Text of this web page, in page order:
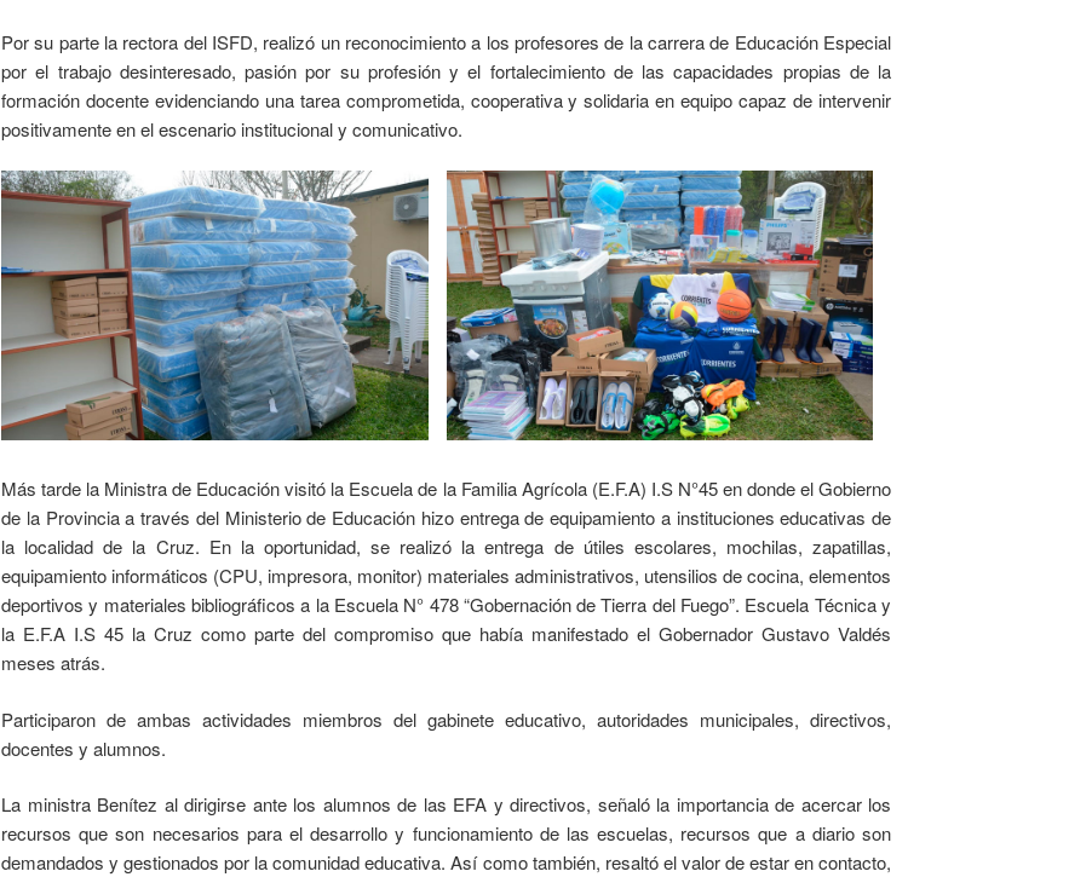
Por su parte la rectora del ISFD, realizó un reconocimiento a los profesores de la carrera de Educación Especial
por el trabajo desinteresado, pasión por su profesión y el fortalecimiento de las capacidades propias de la
formación docente evidenciando una tarea comprometida, cooperativa y solidaria en equipo capaz de intervenir
positivamente en el escenario institucional y comunicativo.
Más tarde la Ministra de Educación visitó la Escuela de la Familia Agrícola (E.F.A) I.S N°45 en donde el Gobierno
de la Provincia a través del Ministerio de Educación hizo entrega de equipamiento a instituciones educativas de
la localidad de la Cruz. En la oportunidad, se realizó la entrega de útiles escolares, mochilas, zapatillas,
equipamiento informáticos (CPU, impresora, monitor) materiales administrativos, utensilios de cocina, elementos
deportivos y materiales bibliográficos a la Escuela N° 478 “Gobernación de Tierra del Fuego”. Escuela Técnica y
la E.F.A I.S 45 la Cruz como parte del compromiso que había manifestado el Gobernador Gustavo Valdés
meses atrás.
Participaron de ambas actividades miembros del gabinete educativo, autoridades municipales, directivos,
docentes y alumnos.
La ministra Benítez al dirigirse ante los alumnos de las EFA y directivos, señaló la importancia de acercar los
recursos que son necesarios para el desarrollo y funcionamiento de las escuelas, recursos que a diario son
demandados y gestionados por la comunidad educativa. Así como también, resaltó el valor de estar en contacto,